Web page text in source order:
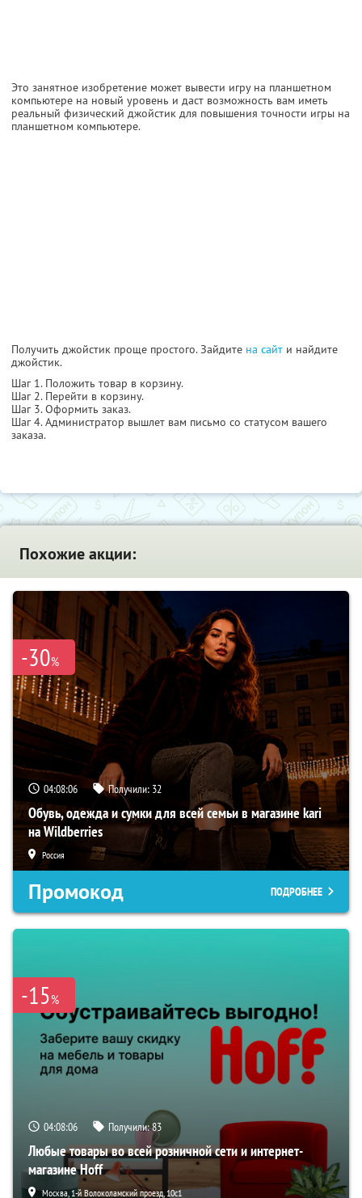
Это занятное изобретение может вывести игру на планшетном
компьютере на новый уровень и даст возможность вам иметь
реальный физический джойстик для повышения точности игры на
планшетном компьютере.
Получить джойстик проще простого. Зайдите на сайт и найдите
джойстик.
Шаг 1. Положить товар в корзину.
Шаг 2. Перейти в корзину.
Шаг 3. Оформить заказ.
Шаг 4. Администратор вышлет вам письмо со статусом вашего
заказа.
Похожие акции:
-30%
04:08:05 Получили: 32
Обувь, одежда и сумки для всей семьи в магазине kari
на Wildberries
Россия
Промокод ПОДРОБНЕЕ
-15%
04:08:05 Получили:83
Любые товары во всей розничной сети и интернет-
магазине Hoff
Москва, 1-й Волоколамский проезд, 10с1